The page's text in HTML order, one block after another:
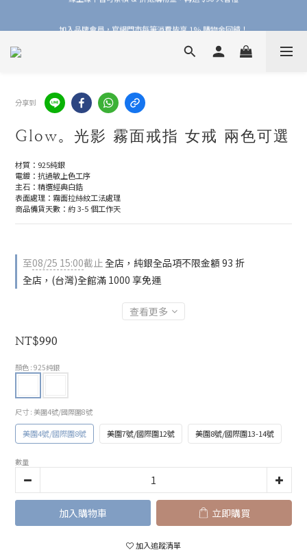
線上線下皆可累積 & 折抵購物金，再送 $50 入會禮
分享到
Glow。光影 霧面戒指 女戒 兩色可選
材質：925純銀
電鍍：抗過敏上色工序
主石：精選經典白鋯
表面處理：霧面拉絲紋工法處理
商品備貨天數：約 3-5 個工作天
至08/25 15:00截止全店，純銀全品項不限金額 93 折
全店，(台灣)全館滿 1000 享免運
查看更多
NT$990
顏色 : 925純銀
尺寸 : 美圍4號/國際圍8號
美圍4號/國際圍8號 美圍7號/國際圍12號 美圍8號/國際圍13-14號
數量
加入購物車 立即購買
加入追蹤清單